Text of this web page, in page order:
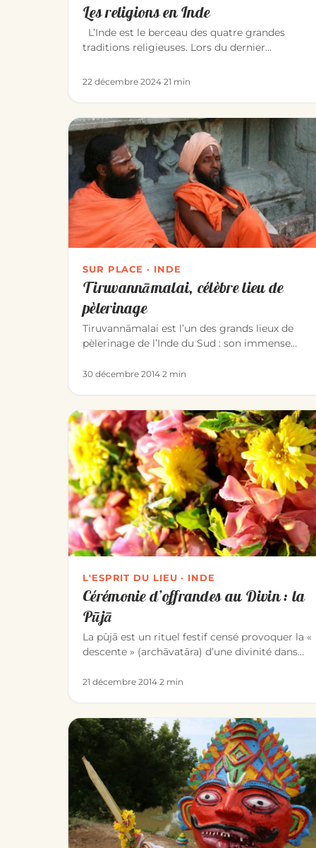
Les religions en Inde
L’Inde est le berceau des quatre grandes
traditions religieuses. Lors du dernier
22 décembre 2024·21 min
SUR PLACE · INDE
Tiruvannāmalai, célèbre lieu de
pèlerinage
Tiruvannāmalai est l’un des grands lieux de
pèlerinage de l’Inde du Sud : son immense
30 décembre 2014·2 min
L'ESPRIT DU LIEU · INDE
Cérémonie d’offrandes au Divin : la
Pūjā
La pūjā est un rituel festif censé provoquer la «
descente » (archāvatāra) d’une divinité dans
21 décembre 2014·2 min